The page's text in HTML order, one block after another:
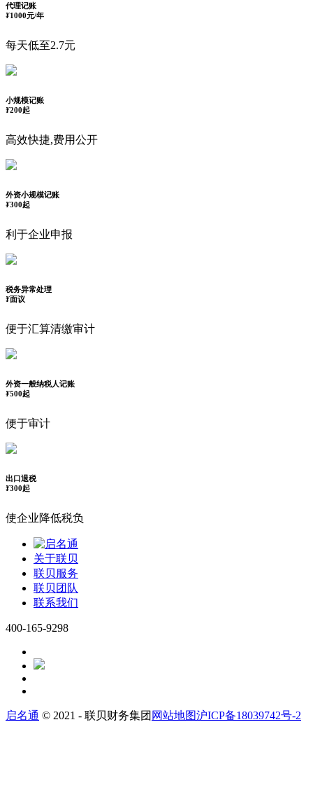
代理记账
¥1000元/年
每天低至2.7元
小规模记账
¥200起
高效快捷,费用公开
外资小规模记账
¥300起
利于企业申报
税务异常处理
¥面议
便于汇算清缴审计
外资一般纳税人记账
¥500起
便于审计
出口退税
¥300起
使企业降低税负
关于联贝
联贝服务
联贝团队
联系我们
400-165-9298
启名通 © 2021 - 联贝财务集团 网站地图沪ICP备18039742号-2